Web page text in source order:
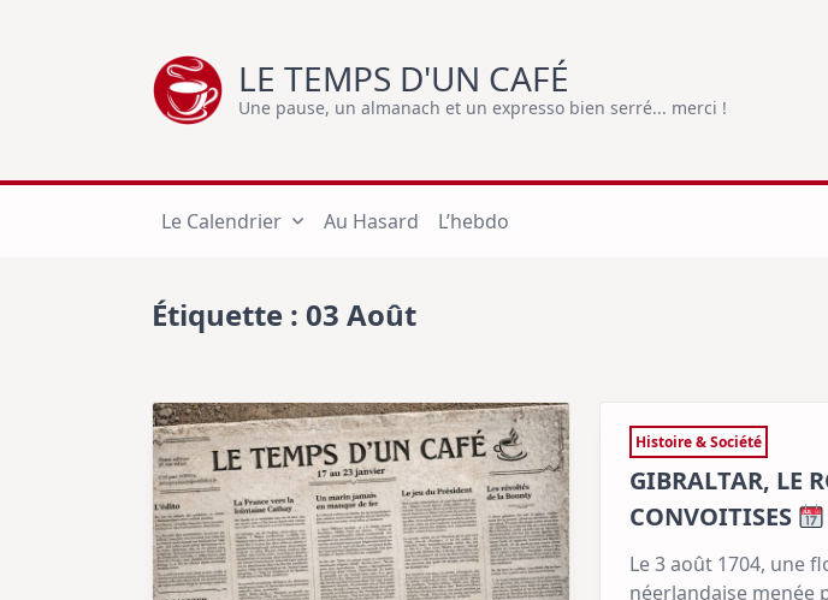
LE TEMPS D'UN CAFÉ
Une pause, un almanach et un expresso bien serré... merci !
Le Calendrier Au Hasard L’hebdo
Étiquette : 03 Août
Histoire & Société
GIBRALTAR, LE
CONVOITISES
Le 3 août 1704, une
néerlandaise menée